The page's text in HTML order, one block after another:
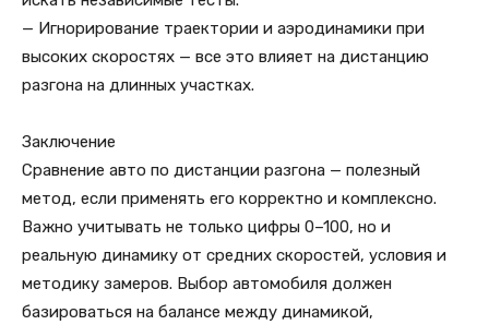
— Игнорирование траектории и аэродинамики при
высоких скоростях — все это влияет на дистанцию
разгона на длинных участках.
Заключение
Сравнение авто по дистанции разгона — полезный
метод, если применять его корректно и комплексно.
Важно учитывать не только цифры 0–100, но и
реальную динамику от средних скоростей, условия и
методику замеров. Выбор автомобиля должен
базироваться на балансе между динамикой,